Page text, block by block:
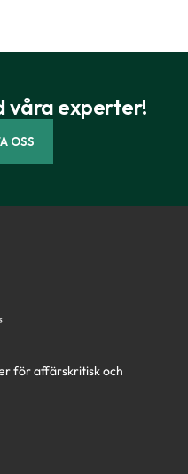
våra experter!
OSS
för affärskritisk och